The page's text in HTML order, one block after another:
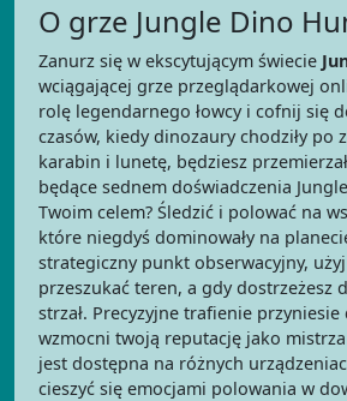
O grze Jungle Dino
Zanurz się w ekscytującym świecie
wciągającej grze przeglądarkowej
rolę legendarnego łowcy i cofnij się
czasów, kiedy dinozaury chodziły po
karabin i lunetę, będziesz
będące sednem doświadczenia
Twoim celem? Śledzić i polować na
które niegdyś dominowały na
strategiczny punkt obserwacyjny,
przeszukać teren, a gdy dostrzeżesz
strzał. Precyzyjne trafienie
wzmocni twoją reputację jako mistrza
jest dostępna na różnych
cieszyć się emocjami polowania w